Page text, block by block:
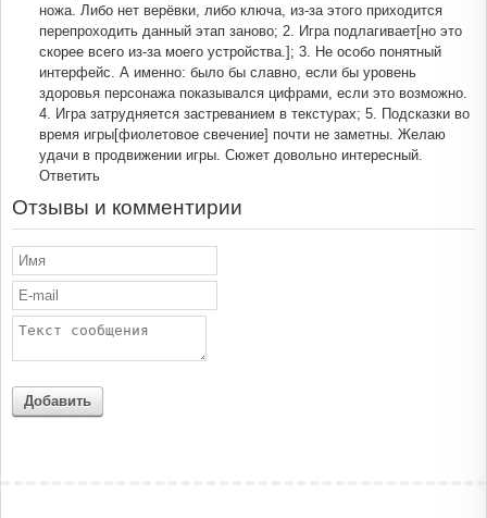
ножа. Либо нет верёвки, либо ключа, из-за этого приходится
перепроходить данный этап заново; 2. Игра подлагивает[но это
скорее всего из-за моего устройства.]; 3. Не особо понятный
интерфейс. А именно: было бы славно, если бы уровень
здоровья персонажа показывался цифрами, если это возможно.
4. Игра затрудняется застреванием в текстурах; 5. Подсказки во
время игры[фиолетовое свечение] почти не заметны. Желаю
удачи в продвижении игры. Сюжет довольно интересный.
Ответить
Отзывы и комментирии
Добавить